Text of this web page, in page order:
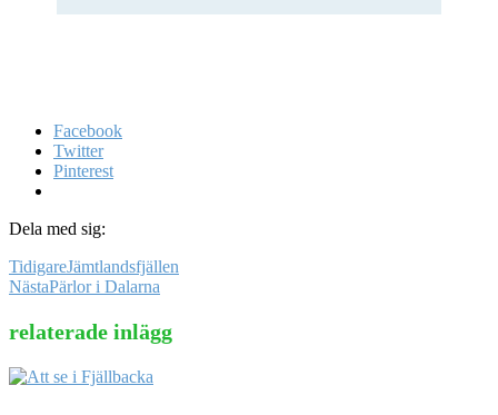
Facebook
Twitter
Pinterest
Dela med sig:
TidigareJämtlandsfjällen
NästaPärlor i Dalarna
relaterade inlägg